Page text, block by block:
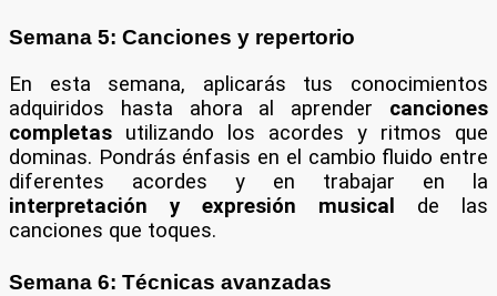
Semana 5: Canciones y repertorio
En esta semana, aplicarás tus conocimientos
adquiridos hasta ahora al aprender canciones
completas utilizando los acordes y ritmos que
dominas. Pondrás énfasis en el cambio fluido entre
diferentes acordes y en trabajar en la
interpretación y expresión musical de las
canciones que toques.
Semana 6: Técnicas avanzadas